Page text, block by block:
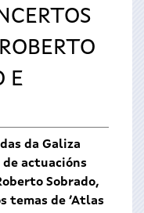
E
da Galiza
actuacións
Sobrado,
temas de ‘Atlas